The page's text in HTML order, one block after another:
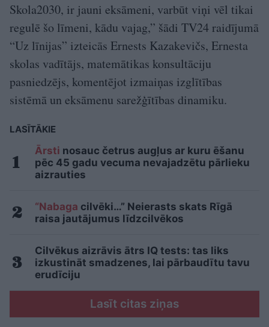
Skola2030, ir jauni eksāmeni, varbūt viņi vēl tikai
regulē šo līmeni, kādu vajag,” šādi TV24 raidījumā
“Uz līnijas” izteicās Ernests Kazakevičs, Ernesta
skolas vadītājs, matemātikas konsultāciju
pasniedzējs, komentējot izmaiņas izglītības
sistēmā un eksāmenu sarežģītības dinamiku.
LASĪTĀKIE
Ārsti nosauc četrus augļus ar kuru ēšanu
pēc 45 gadu vecuma nevajadzētu pārlieku
aizrauties
“Nabaga cilvēki…” Neierasts skats Rīgā
raisa jautājumus līdzcilvēkos
Cilvēkus aizrāvis ātrs IQ tests: tas liks
izkustināt smadzenes, lai pārbaudītu tavu
erudīciju
Lasīt citas ziņas